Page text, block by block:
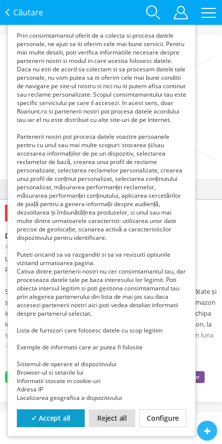
Căutare
Detalii Contact
2000 Euro €
Depozite amazon germania
Romania, Iasi, Iasi, Iasi,
Locuri munca noi la depozite Amazon in Germania!
Plecari garantate in luna iunie 2025!
Suntem o agenție plasare de forță de muncă specializata în străinătate și
suntem încântați să oferim oportunități de angajare la depozite Amazon
in Germania.Cautam urgent personal necalificat pentru o super echipa
in Germania orasele Stuttgard si Hamburg pentru depozite Amazon, la
sortat si ambalat,colete si diferite marfuri .Plecarile sunt urgente in luna
iunie 2025 se pot face rezervari incepand cu aceasta saptamana .
- salariu de la 2000 de euro la 2400euro/net
-se lucreaza in conditii decente si mediu placut
-cazarea este pentru 1-2 persoane/apartament, dotata cu Wifi
-mancare sau bani de mancare
-de sarbatori se poate veni in tara
-contracte de munca pe 2,3 sau 6 luni cu prelungire;
date sunt folosite pentru analizarea traffic-ului pe site-ul
Prin consimtamantul oferit de a colecta si procesa datele
personale, ne ajuti sa iti oferim cele mai bune servicii. Pentru
mai multe detalii, poti verifica informatiile necesare despre
partenerii nostri si modul in care acestia folosesc datele.
Daca nu esti de acord sa colectam si sa procesam datele tale
personale, nu vom putea sa iti oferim cele mai bune conditii
de navigare pe site-ul nostru si nici nu iti putem afisa continut
sau reclame personalizate. Scopul consimtamantului tau este
specific serviciului pe care il accesezi. In acest sens, doar
Roanunt.ro si partenerii nostri pot procesa datele acordului
tau iar el nu este distribuit cu alte site-uri de pe Internet.
Partenerii nostri pot procesa datele voastre persoanele
pentru cu unul sau mai multe scopuri: stocarea și/sau
accesarea informațiilor de pe un dispozitiv, selectarea
reclamelor de bază, crearea unui profil de reclame
personalizate, selectarea reclamelor personalizate, crearea
unui profil de conținut personalizat, selectarea conținutului
personalizat, măsurarea performanței reclamelor,
măsurarea performanței conținutului, aplicarea cercetărilor
de piață pentru a genera informații despre audiență,
dezvoltarea și îmbunătățirea produselor, si unul sau mai
multe dintre urmatoarele caracteristi: utilizarea unor date
precise de geolocație, scanarea activă a caracteristicilor
dispozitivului pentru identificare.
Puteti oricand sa va razganditi si sa va revizuiti optiunile
vizitand urmatoarea pagina.
Cativa dintre partenerii nostri nu cer consimtamantul tau, dar
proceseaza datele tale pe baza interesului lor legimit. Poti
obiecta intersul legitim si poti gestiona consimtamantul tau
prin alegerea partenerului din lista de mai jos sau daca
accesezi partenerii nostri aici poti vedea detaliat informatii
despre partenerul selectat.
Lista de furnizori care folosesc datele cu scop legitim
Exemple de informatii care ar putea fi folosite
Sistemul de operare al dispozitivului
Browser-ul si setarile lui
Informatii stocate in cookie-uri
Adresa IP
Localizarea geografica a dispozitivului
✓ Accept all Reject all Configure